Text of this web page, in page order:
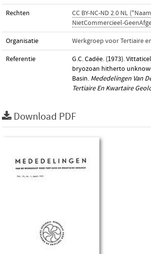
Rechten
CC BY-NC-ND 2.0 NL
NietCommercieel-
Organisatie Werkgroep voor Tertiaire
Referentie
G.C. Cadée. (1973).
bryozoan hitherto
Basin. Mededelingen Van
Tertiaire En Kwartaire
Download PDF